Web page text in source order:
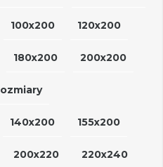
100x200 120x200
180x200 200x200
140x200 155x200
200x220 220x240